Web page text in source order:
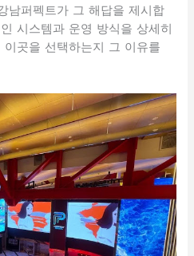
남퍼펙트가 그 해답을 제시합
시스템과 운영 방식을 상세히
곳을 선택하는지 그 이유를